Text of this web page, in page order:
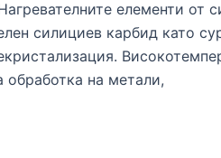
елементи от
силициев карбид като
на метали,